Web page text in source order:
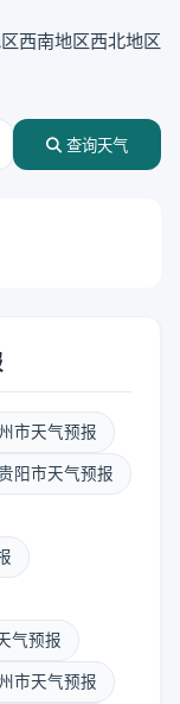
西南地区西北地区
查询天气
市天气预报
阳市天气预报
气预报
市天气预报